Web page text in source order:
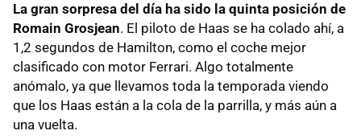
La gran sorpresa del día ha sido la quinta posición de
Romain Grosjean. El piloto de Haas se ha colado ahí, a
1,2 segundos de Hamilton, como el coche mejor
clasificado con motor Ferrari. Algo totalmente
anómalo, ya que llevamos toda la temporada viendo
que los Haas están a la cola de la parrilla, y más aún a
una vuelta.